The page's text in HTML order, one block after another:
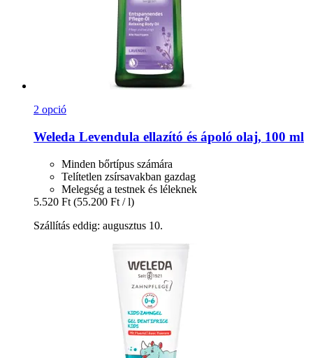
2 opció
Weleda Levendula ellazító és ápoló olaj, 100 ml
Minden bőrtípus számára
Telítetlen zsírsavakban gazdag
Melegség a testnek és léleknek
5.520 Ft (55.200 Ft / l)
Szállítás eddig: augusztus 10.